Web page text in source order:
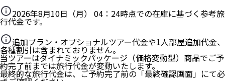
2026年8月10日（月） 04：24時点での在庫に基づく参考旅
行代金です。
追加プラン・オプショナルツアー代金や1人部屋追加代金、
各種割引は含まれておりません。
当ツアーはダイナミックパッケージ（価格変動型）商品でご予
約完了前までは旅行代金が変動いたします。
最終的な旅行代金は、ご予約完了前の「最終確認画面」にて必